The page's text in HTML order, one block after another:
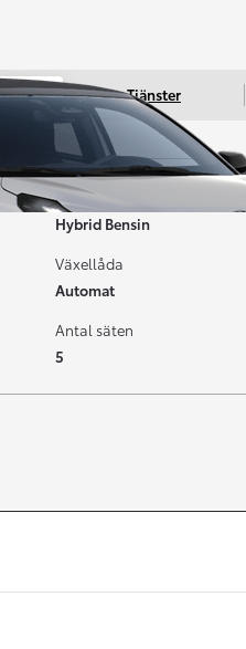
Tjänster
Bränsle
Hybrid Bensin
Växellåda
Automat
Antal säten
5